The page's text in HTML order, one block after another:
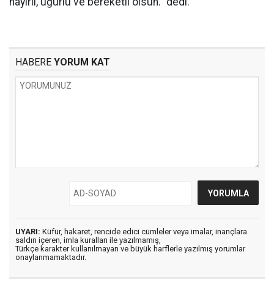
HABERE YORUM KAT
UYARI: Küfür, hakaret, rencide edici cümleler veya imalar, inançlara
saldırı içeren, imla kuralları ile yazılmamış,
Türkçe karakter kullanılmayan ve büyük harflerle yazılmış yorumlar
onaylanmamaktadır.